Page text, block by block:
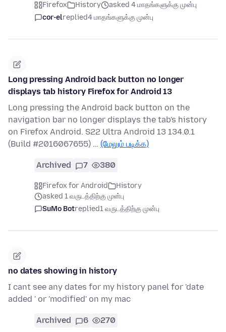
Firefox History
asked 4 மாதங்களுக்கு முன்பு
cor-elreplied4 மாதங்களுக்கு முன்பு
Long pressing Android back button no longer
displays tab history Firefox for Android 13
Long pressing the Android back button on the
navigation bar no longer displays the tab's history
on Firefox Android. S22 Ultra Android 13 134.0.1
(Build #2016067655) … (மேலும் படிக்க)
Archived 7 380
Firefox for Android
History
asked 1 வருடத்திற்கு முன்பு
SuMo Botreplied1 வருடத்திற்கு முன்பு
no dates showing in history
I cant see any dates for my history panel for 'date
added ' or 'modified' on my mac
Archived 6 270